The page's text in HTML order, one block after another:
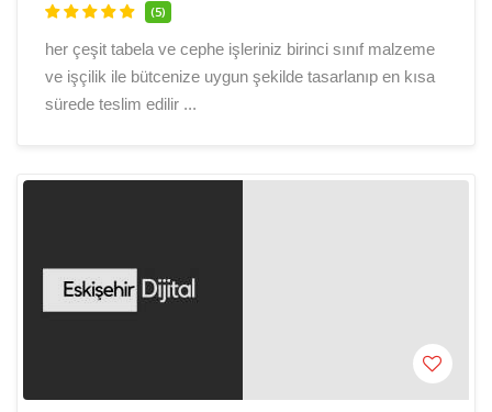
(5)
her çeşit tabela ve cephe işleriniz birinci sınıf malzeme
ve işçilik ile bütcenize uygun şekilde tasarlanıp en kısa
sürede teslim edilir ...